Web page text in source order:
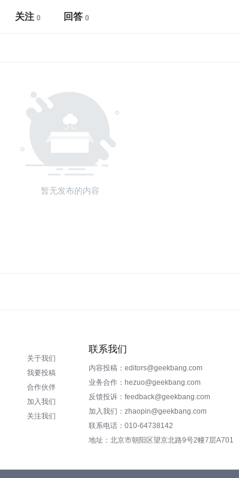
关注 回答
暂无发布的内容
关于我们
我要投稿
合作伙伴
加入我们
关注我们
联系我们
内容投稿：editors@geekbang.com
业务合作：hezuo@geekbang.com
反馈投诉：feedback@geekbang.com
加入我们：zhaopin@geekbang.com
联系电话：010-64738142
地址：北京市朝阳区望京北路9号2幢7层A701